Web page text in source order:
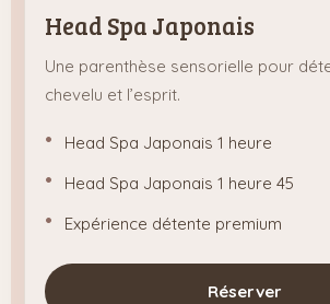
Head Spa Japonais
Une parenthèse sensorielle pour
chevelu et l’esprit.
Head Spa Japonais 1 heure
Head Spa Japonais 1 heure 45
Expérience détente premium
Réserver